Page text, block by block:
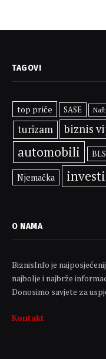
TAGOVI
top priče SASE
turizam biznis
automobili
Njemačka
O NAMA
BiznisInfo je
najbolje i najbrže
Donosimo savjete za
Kontakt